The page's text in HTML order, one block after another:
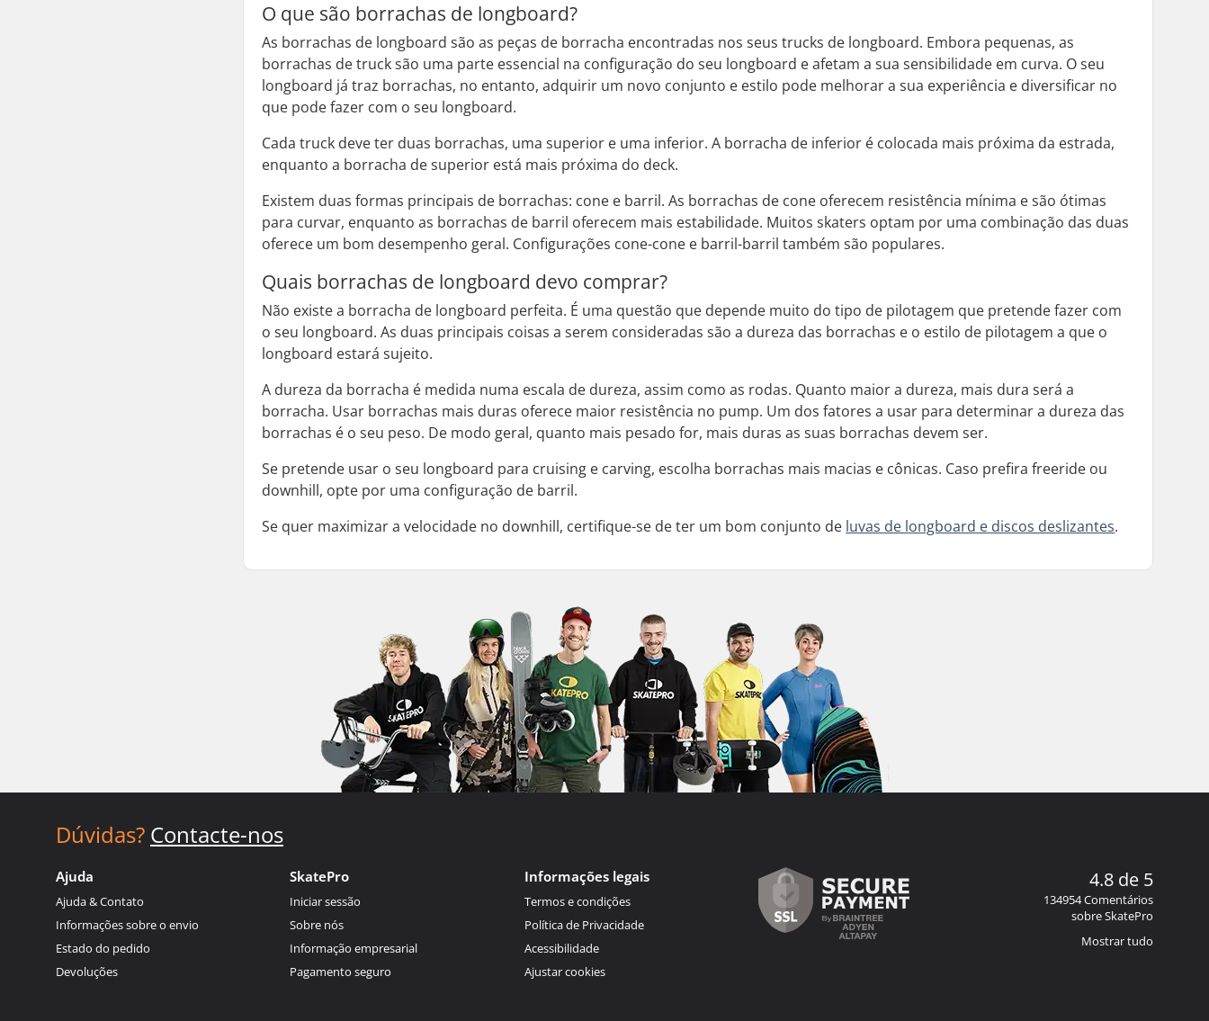
O que são borrachas de longboard?
As borrachas de longboard são as peças de borracha encontradas nos seus trucks de longboard. Embora pequenas, as
borrachas de truck são uma parte essencial na configuração do seu longboard e afetam a sua sensibilidade em curva. O seu
longboard já traz borrachas, no entanto, adquirir um novo conjunto e estilo pode melhorar a sua experiência e diversificar no
que pode fazer com o seu longboard.
Cada truck deve ter duas borrachas, uma superior e uma inferior. A borracha de inferior é colocada mais próxima da estrada,
enquanto a borracha de superior está mais próxima do deck.
Existem duas formas principais de borrachas: cone e barril. As borrachas de cone oferecem resistência mínima e são ótimas
para curvar, enquanto as borrachas de barril oferecem mais estabilidade. Muitos skaters optam por uma combinação das duas
oferece um bom desempenho geral. Configurações cone-cone e barril-barril também são populares.
Quais borrachas de longboard devo comprar?
Não existe a borracha de longboard perfeita. É uma questão que depende muito do tipo de pilotagem que pretende fazer com
o seu longboard. As duas principais coisas a serem consideradas são a dureza das borrachas e o estilo de pilotagem a que o
longboard estará sujeito.
A dureza da borracha é medida numa escala de dureza, assim como as rodas. Quanto maior a dureza, mais dura será a
borracha. Usar borrachas mais duras oferece maior resistência no pump. Um dos fatores a usar para determinar a dureza das
borrachas é o seu peso. De modo geral, quanto mais pesado for, mais duras as suas borrachas devem ser.
Se pretende usar o seu longboard para cruising e carving, escolha borrachas mais macias e cônicas. Caso prefira freeride ou
downhill, opte por uma configuração de barril.
Se quer maximizar a velocidade no downhill, certifique-se de ter um bom conjunto de luvas de longboard e discos deslizantes.
Dúvidas? Contacte-nos
Ajuda
Ajuda & Contato
Informações sobre o envio
Estado do pedido
Devoluções
SkatePro
Iniciar sessão
Sobre nós
Informação empresarial
Pagamento seguro
Informações legais
Termos e condições
Política de Privacidade
Acessibilidade
Ajustar cookies
4.8 de 5
134954 Comentários
sobre SkatePro
Mostrar tudo